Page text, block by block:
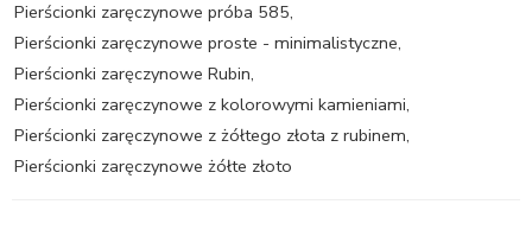
Pierścionki zaręczynowe próba 585,
Pierścionki zaręczynowe proste - minimalistyczne,
Pierścionki zaręczynowe Rubin,
Pierścionki zaręczynowe z kolorowymi kamieniami,
Pierścionki zaręczynowe z żółtego złota z rubinem,
Pierścionki zaręczynowe żółte złoto